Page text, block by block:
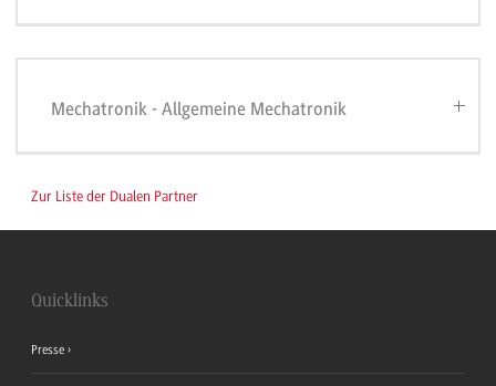
Mechatronik - Allgemeine Mechatronik
Zur Liste der Dualen Partner
Quicklinks
Presse